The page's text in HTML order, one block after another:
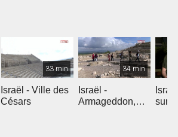
33 min
Israël - Ville des
Césars
34 min
Israël -
Armageddon,
sur